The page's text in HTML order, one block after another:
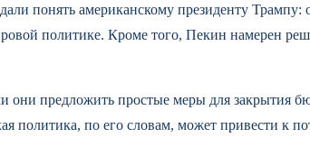
понять американскому президенту
политике. Кроме того, Пекин намерен
они предложить простые меры для закрытия
политика, по его словам, может привести к